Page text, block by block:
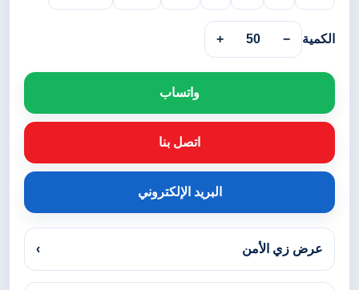
الكمية −
50
+
واتساب
اتصل بنا
البريد الإلكتروني
عرض زي الأمن ›